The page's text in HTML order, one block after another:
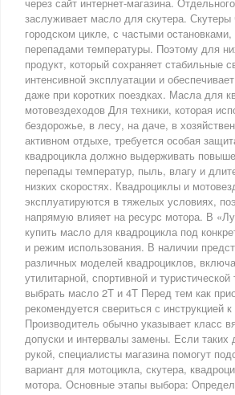
заслуживает масло для скутера. Скутеры
городском цикле, с частыми остановками,
перепадами температуры. Поэтому для
продукт, который сохраняет стабильные
интенсивной эксплуатации и
даже при коротких поездках. Масла для
мотовездеходов Для техники, которая
бездорожье, в лесу, на даче, в
активном отдыхе, требуется особая
квадроцикла должно выдерживать
перепады температур, пыль, влагу и
низких скоростях. Квадроциклы и
эксплуатируются в тяжелых условиях,
напрямую влияет на ресурс мотора. В
купить масло для квадроцикла под
и режим использования. В наличии
различных моделей квадроциклов,
утилитарной, спортивной и туристической
выбрать масло 2T и 4T Перед тем как
рекомендуется свериться с инструкцией к
Производитель обычно указывает класс
допуски и интервалы замены. Если таких
рукой, специалисты магазина помогут
вариант для мотоцикла, скутера,
мотора. Основные этапы выбора: